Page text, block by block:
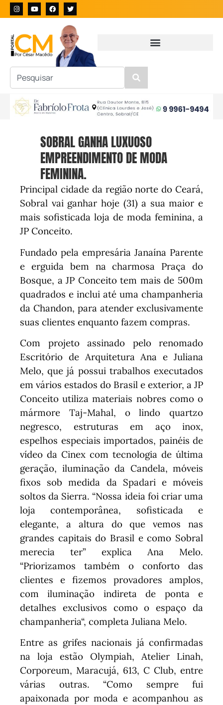
SOBRAL GANHA LUXUOSO
EMPREENDIMENTO DE MODA
FEMININA.
Principal cidade da região norte do Ceará,
Sobral vai ganhar hoje (31) a sua maior e
mais sofisticada loja de moda feminina, a
JP Conceito.
Fundado pela empresária Janaína Parente
e erguida bem na charmosa Praça do
Bosque, a JP Conceito tem mais de 500m
quadrados e inclui até uma champanheria
da Chandon, para atender exclusivamente
suas clientes enquanto fazem compras.
Com projeto assinado pelo renomado
Escritório de Arquitetura Ana e Juliana
Melo, que já possui trabalhos executados
em vários estados do Brasil e exterior, a JP
Conceito utiliza materiais nobres como o
mármore Taj-Mahal, o lindo quartzo
negresco, estruturas em aço inox,
espelhos especiais importados, painéis de
vídeo da Cinex com tecnologia de última
geração, iluminação da Candela, móveis
fixos sob medida da Spadari e móveis
soltos da Sierra. “Nossa ideia foi criar uma
loja contemporânea, sofisticada e
elegante, a altura do que vemos nas
grandes capitais do Brasil e como Sobral
merecia ter” explica Ana Melo.
“Priorizamos também o conforto das
clientes e fizemos provadores amplos,
com iluminação indireta de ponta e
detalhes exclusivos como o espaço da
champanheria“, completa Juliana Melo.
Entre as grifes nacionais já confirmadas
na loja estão Olympiah, Atelier Linah,
Corporeum, Maracujá, 613, C Club, entre
várias outras. “Como sempre fui
apaixonada por moda e acompanhou as